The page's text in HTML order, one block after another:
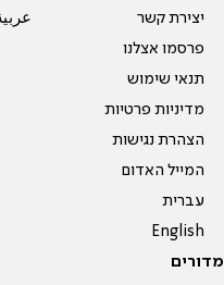
יצירת קשר
פרסמו אצלנו
תנאי שימוש
מדיניות פרטיות
הצהרת נגישות
המייל האדום
עברית
English
מדורים